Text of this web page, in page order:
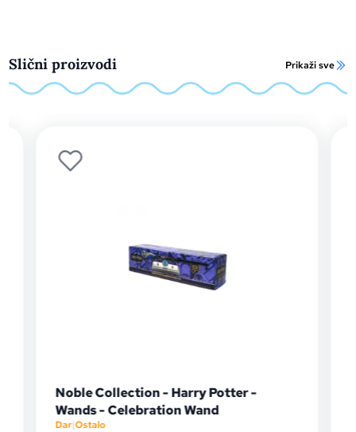
Slični proizvodi Prikaži sve
Noble Collection - Harry Potter -
Wands - Celebration Wand
Dar|Ostalo